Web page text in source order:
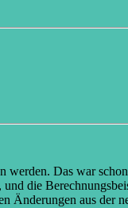
Das war
die
Änderungen aus der